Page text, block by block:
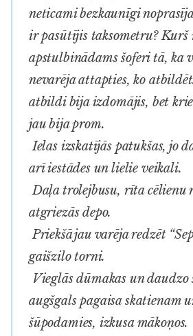
neticami bezkaunīgi
ir pasūtījis taksometru? Kurš
apstulbinādams šoferi tā, ka
nevarēja attapties, ko
atbildi bija izdomājis, bet
jau bija prom.
Ielas izskatījās patukšas, jo
arī iestādes un lielie veikali.
Daļa trolejbusu, rīta cēlienu
atgriezās depo.
Priekšā jau varēja redzēt
gaišzilo torni.
Vieglās dūmakas un
augšgals pagaisa skatienam
šūpodamies, izkusa mākoņos.